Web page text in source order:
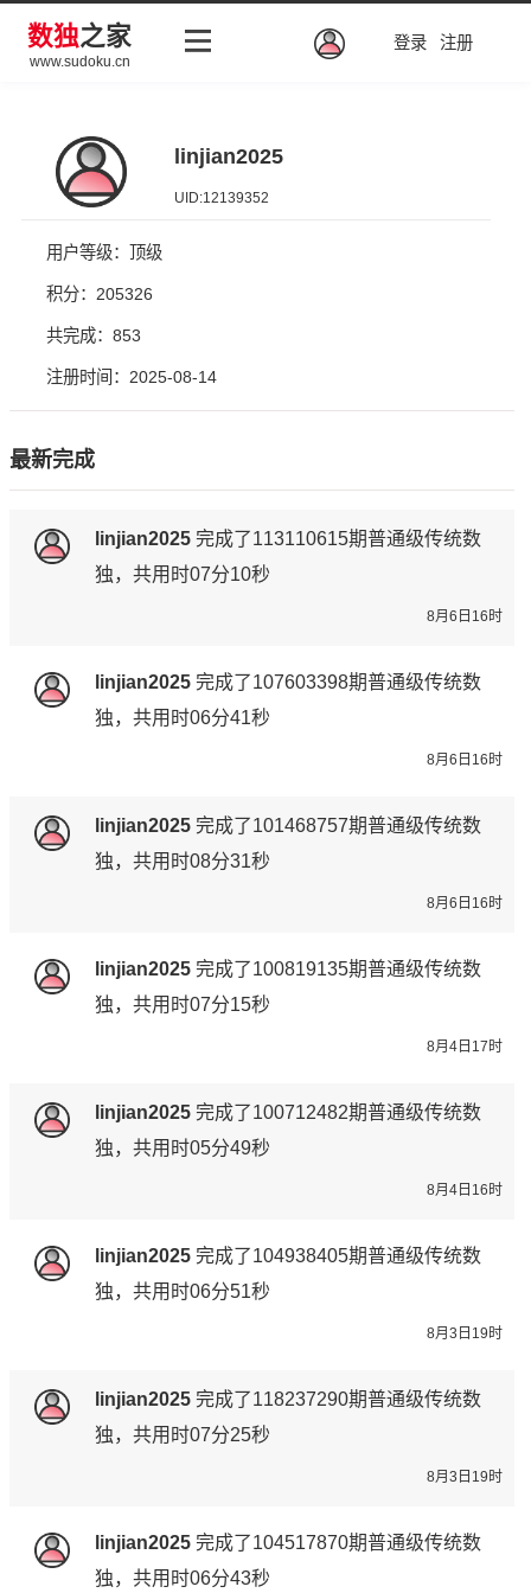
数独之家
www.sudoku.cn
登录 注册
linjian2025
UID:12139352
用户等级：顶级
积分：205326
共完成：853
注册时间：2025-08-14
最新完成
linjian2025 完成了113110615期普通级传统数
独，共用时07分10秒
8月6日16时
linjian2025 完成了107603398期普通级传统数
独，共用时06分41秒
8月6日16时
linjian2025 完成了101468757期普通级传统数
独，共用时08分31秒
8月6日16时
linjian2025 完成了100819135期普通级传统数
独，共用时07分15秒
8月4日17时
linjian2025 完成了100712482期普通级传统数
独，共用时05分49秒
8月4日16时
linjian2025 完成了104938405期普通级传统数
独，共用时06分51秒
8月3日19时
linjian2025 完成了118237290期普通级传统数
独，共用时07分25秒
8月3日19时
linjian2025 完成了104517870期普通级传统数
独，共用时06分43秒